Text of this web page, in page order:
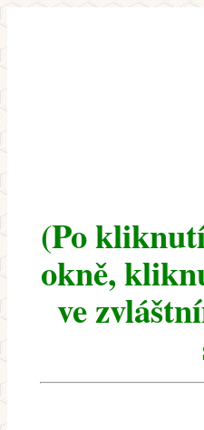
(Po
okně,
ve